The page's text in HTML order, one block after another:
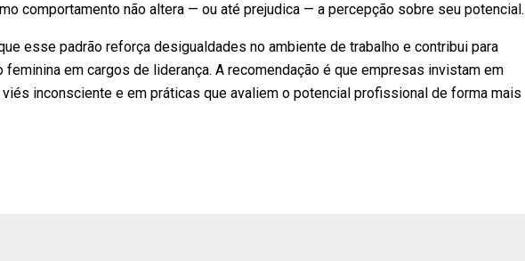
comportamento não altera — ou até prejudica — a percepção sobre seu potencial.
esse padrão reforça desigualdades no ambiente de trabalho e contribui para
feminina em cargos de liderança. A recomendação é que empresas invistam em
inconsciente e em práticas que avaliem o potencial profissional de forma mais